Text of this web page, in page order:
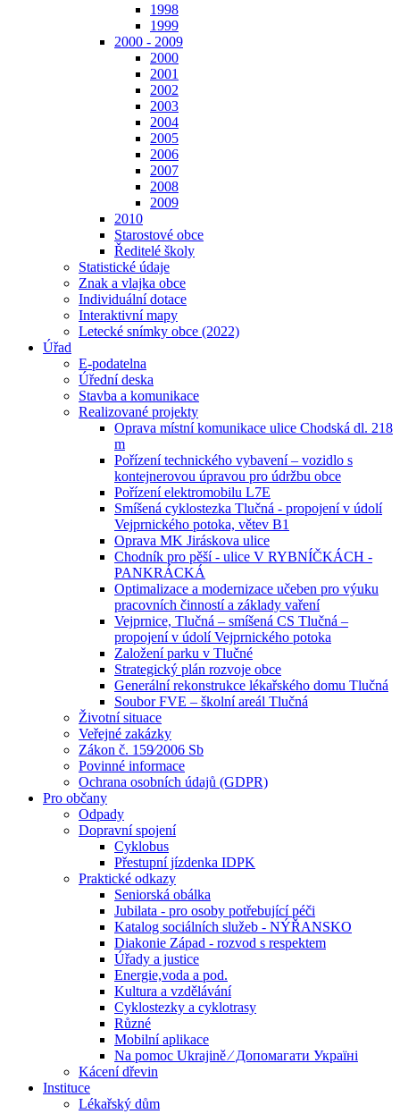
1998
1999
2000 - 2009
2000
2001
2002
2003
2004
2005
2006
2007
2008
2009
2010
Starostové obce
Ředitelé školy
Statistické údaje
Znak a vlajka obce
Individuální dotace
Interaktivní mapy
Letecké snímky obce (2022)
Úřad
E-podatelna
Úřední deska
Stavba a komunikace
Realizované projekty
Oprava místní komunikace ulice Chodská dl. 218
m
Pořízení technického vybavení – vozidlo s
kontejnerovou úpravou pro údržbu obce
Pořízení elektromobilu L7E
Smíšená cyklostezka Tlučná - propojení v údolí
Vejprnického potoka, větev B1
Oprava MK Jiráskova ulice
Chodník pro pěší - ulice V RYBNÍČKÁCH -
PANKRÁCKÁ
Optimalizace a modernizace učeben pro výuku
pracovních činností a základy vaření
Vejprnice, Tlučná – smíšená CS Tlučná –
propojení v údolí Vejprnického potoka
Založení parku v Tlučné
Strategický plán rozvoje obce
Generální rekonstrukce lékařského domu Tlučná
Soubor FVE – školní areál Tlučná
Životní situace
Veřejné zakázky
Zákon č. 159⁄2006 Sb
Povinné informace
Ochrana osobních údajů (GDPR)
Pro občany
Odpady
Dopravní spojení
Cyklobus
Přestupní jízdenka IDPK
Praktické odkazy
Seniorská obálka
Jubilata - pro osoby potřebující péči
Katalog sociálních služeb - NÝŘANSKO
Diakonie Západ - rozvod s respektem
Úřady a justice
Energie,voda a pod.
Kultura a vzdělávání
Cyklostezky a cyklotrasy
Různé
Mobilní aplikace
Na pomoc Ukrajině ⁄ Допомагати Україні
Kácení dřevin
Instituce
Lékařský dům